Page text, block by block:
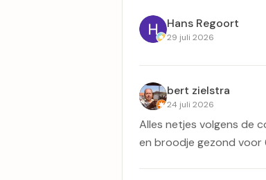
Hans Regoort
29 juli 2026
bert zielstra
24 juli 2026
Alles netjes volgens de
en broodje gezond voor